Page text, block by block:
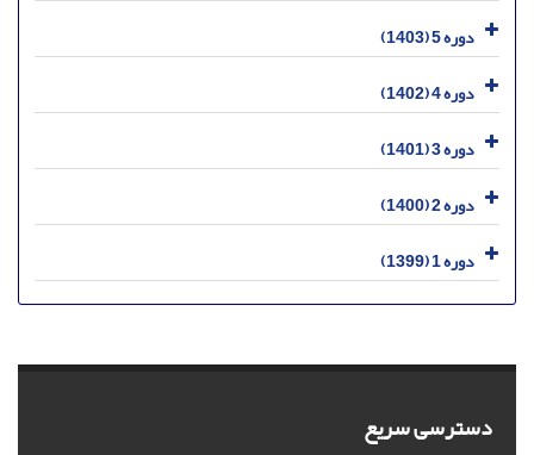
دوره 5 (1403)
دوره 4 (1402)
دوره 3 (1401)
دوره 2 (1400)
دوره 1 (1399)
دسترسی سریع